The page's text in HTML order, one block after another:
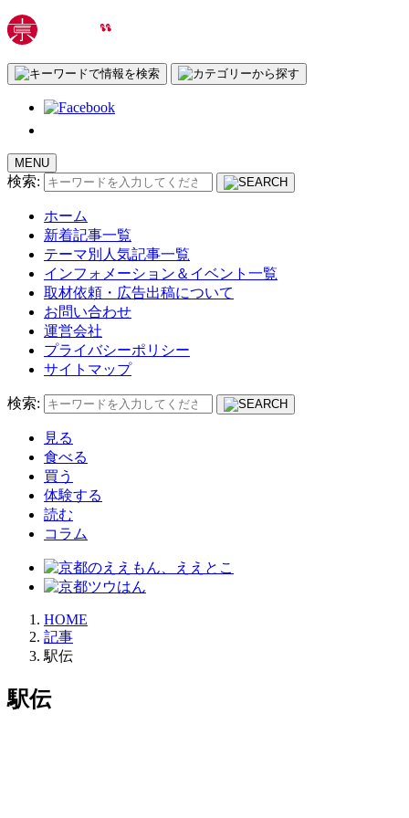
MENU
検索:
ホーム
新着記事一覧
テーマ別人気記事一覧
インフォメーション＆イベント一覧
取材依頼・広告出稿について
お問い合わせ
運営会社
プライバシーポリシー
サイトマップ
検索:
見る
食べる
買う
体験する
読む
コラム
HOME
記事
駅伝
駅伝